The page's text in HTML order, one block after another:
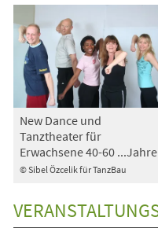
© Sibel Özcelik für TanzBau
New Dance und
Tanztheater für
Erwachsene 40-60 ...Jahre